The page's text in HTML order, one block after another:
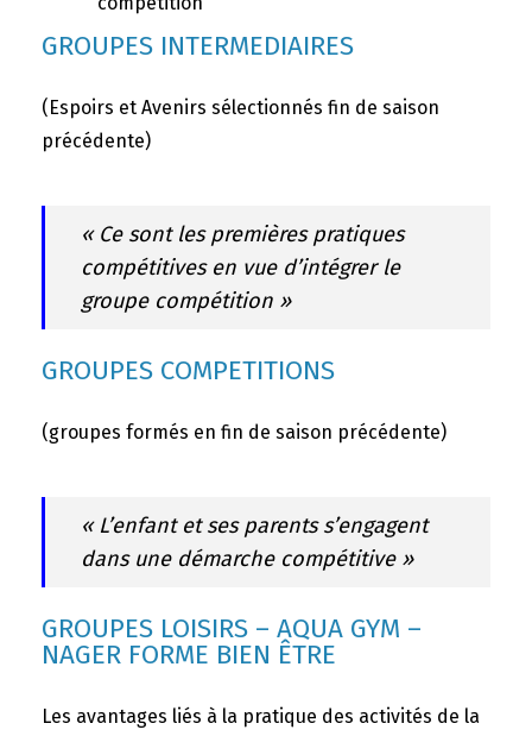
GROUPES INTERMEDIAIRES
(Espoirs et Avenirs sélectionnés fin de saison
précédente)
« Ce sont les premières pratiques
compétitives en vue d’intégrer le
groupe compétition »
GROUPES COMPETITIONS
(groupes formés en fin de saison précédente)
« L’enfant et ses parents s’engagent
dans une démarche compétitive »
GROUPES LOISIRS – AQUA GYM –
NAGER FORME BIEN ÊTRE
Les avantages liés à la pratique des activités de la